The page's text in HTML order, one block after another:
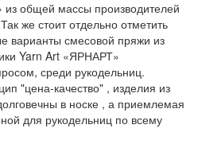
общей массы производителей
же стоит отдельно отметить
варианты смесовой пряжи из
Yarn Art «ЯРНАРТ»
среди рукодельниц.
"цена-качество" , изделия из
в носке , а приемлемая
для рукодельниц по всему